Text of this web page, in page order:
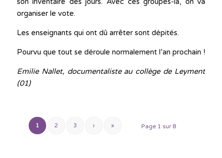
organiser le vote.
Les enseignants qui ont dû arrêter sont dépités.
Pourvu que tout se déroule normalement l’an prochain !
Emilie Nallet, documentaliste au collège de Leyment
(01)
Page 1 sur 8
1 2 3 › »